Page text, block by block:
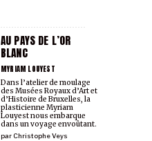
AU PAYS DE L’OR
BLANC
MYRIAM LOUYEST
par Christophe Veys
Dans l’atelier de moulage
des Musées Royaux d’Art et
d’Histoire de Bruxelles, la
plasticienne Myriam
Louyest nous embarque
dans un voyage envoûtant.